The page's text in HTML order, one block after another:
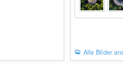
Alle Bilder